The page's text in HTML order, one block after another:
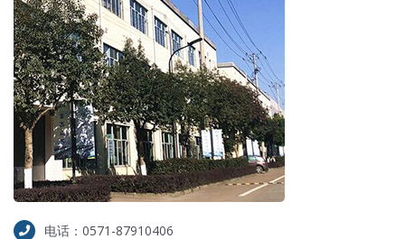
电话：0571-87910406